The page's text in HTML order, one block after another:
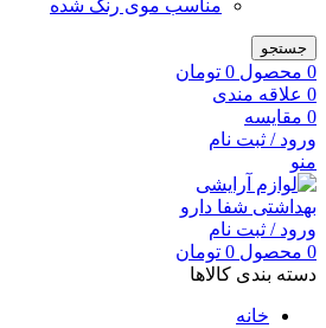
مناسب موی رنگ شده
جستجو
0 محصول 0 تومان
0 علاقه مندی
0 مقایسه
ورود / ثبت نام
منو
ورود / ثبت نام
0 محصول 0 تومان
دسته بندی کالاها
خانه